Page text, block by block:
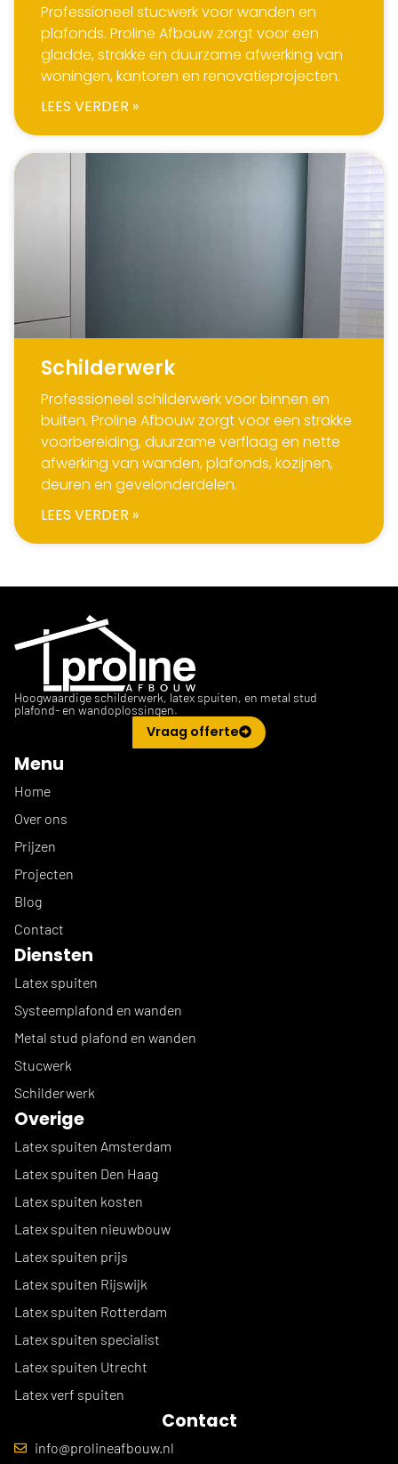
Professioneel stucwerk voor wanden en
plafonds. Proline Afbouw zorgt voor een
gladde, strakke en duurzame afwerking van
woningen, kantoren en renovatieprojecten.
LEES VERDER »
Schilderwerk
Professioneel schilderwerk voor binnen en
buiten. Proline Afbouw zorgt voor een strakke
voorbereiding, duurzame verflaag en nette
afwerking van wanden, plafonds, kozijnen,
deuren en gevelonderdelen.
LEES VERDER »
Hoogwaardige schilderwerk, latex spuiten, en metal stud
plafond- en wandoplossingen.
Vraag offerte
Menu
Home
Over ons
Prijzen
Projecten
Blog
Contact
Diensten
Latex spuiten
Systeemplafond en wanden
Metal stud plafond en wanden
Stucwerk
Schilderwerk
Overige
Latex spuiten Amsterdam
Latex spuiten Den Haag
Latex spuiten kosten
Latex spuiten nieuwbouw
Latex spuiten prijs
Latex spuiten Rijswijk
Latex spuiten Rotterdam
Latex spuiten specialist
Latex spuiten Utrecht
Latex verf spuiten
Contact
info@prolineafbouw.nl